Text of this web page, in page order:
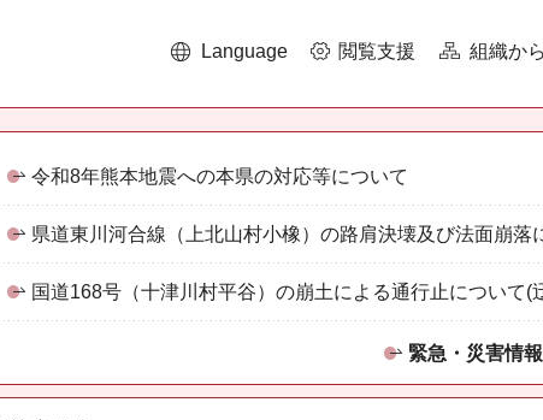
Language 閲覧支援 組織か
令和8年熊本地震への本県の対応等について
県道東川河合線（上北山村小橡）の路肩決壊及び法面崩落
国道168号（十津川村平谷）の崩土による通行止について(
緊急・災害情